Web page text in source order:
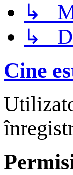
↳
↳
Cine